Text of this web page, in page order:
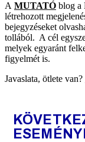
A MUTATÓ blog a
létrehozott
bejegyzéseket
tollából. A cél
melyek egyaránt
figyelmét is.
Javaslata, ötlete van?